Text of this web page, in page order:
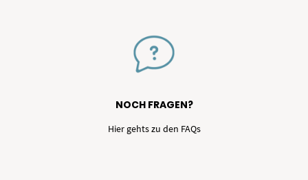
NOCH FRAGEN?
Hier gehts zu den FAQs